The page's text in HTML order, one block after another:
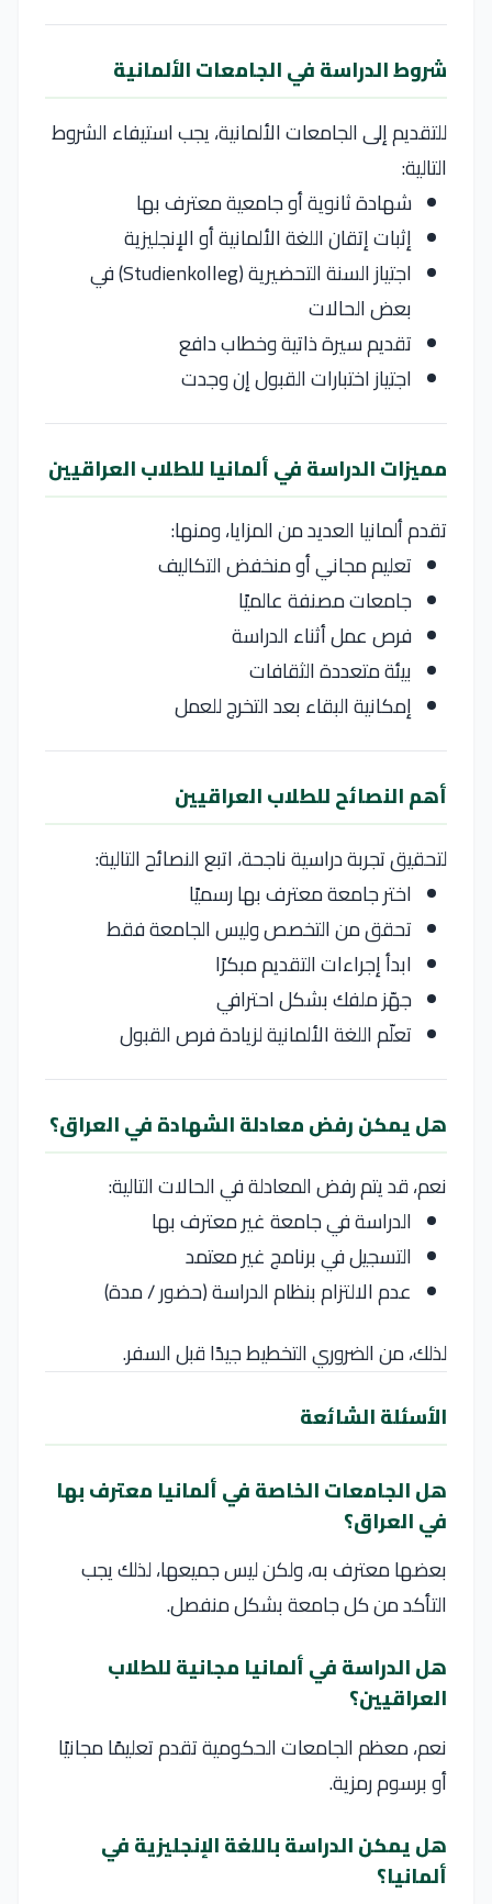
شروط الدراسة في الجامعات الألمانية
للتقديم إلى الجامعات الألمانية، يجب استيفاء الشروط
التالية:
شهادة ثانوية أو جامعية معترف بها
إثبات إتقان اللغة الألمانية أو الإنجليزية
اجتياز السنة التحضيرية (Studienkolleg) في
بعض الحالات
تقديم سيرة ذاتية وخطاب دافع
اجتياز اختبارات القبول إن وجدت
مميزات الدراسة في ألمانيا للطلاب العراقيين
تقدم ألمانيا العديد من المزايا، ومنها:
تعليم مجاني أو منخفض التكاليف
جامعات مصنفة عالميًا
فرص عمل أثناء الدراسة
بيئة متعددة الثقافات
إمكانية البقاء بعد التخرج للعمل
أهم النصائح للطلاب العراقيين
لتحقيق تجربة دراسية ناجحة، اتبع النصائح التالية:
اختر جامعة معترف بها رسميًا
تحقق من التخصص وليس الجامعة فقط
ابدأ إجراءات التقديم مبكرًا
جهّز ملفك بشكل احترافي
تعلّم اللغة الألمانية لزيادة فرص القبول
هل يمكن رفض معادلة الشهادة في العراق؟
نعم، قد يتم رفض المعادلة في الحالات التالية:
الدراسة في جامعة غير معترف بها
التسجيل في برنامج غير معتمد
عدم الالتزام بنظام الدراسة (حضور / مدة)
لذلك، من الضروري التخطيط جيدًا قبل السفر.
الأسئلة الشائعة
هل الجامعات الخاصة في ألمانيا معترف بها
في العراق؟
بعضها معترف به، ولكن ليس جميعها، لذلك يجب
التأكد من كل جامعة بشكل منفصل.
هل الدراسة في ألمانيا مجانية للطلاب
العراقيين؟
نعم، معظم الجامعات الحكومية تقدم تعليمًا مجانيًا
أو برسوم رمزية.
هل يمكن الدراسة باللغة الإنجليزية في
ألمانيا؟